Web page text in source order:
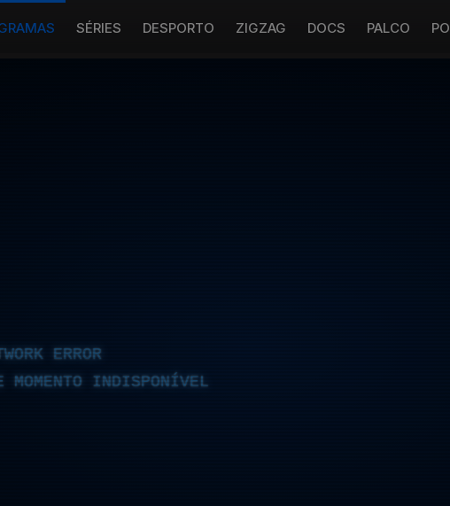
SÉRIES DESPORTO ZIGZAG DOCS PALCO
ERROR
MOMENTO INDISPONÍVEL